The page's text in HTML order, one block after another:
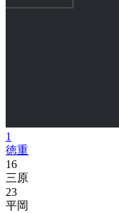
1
徳重
16
三原
23
平岡